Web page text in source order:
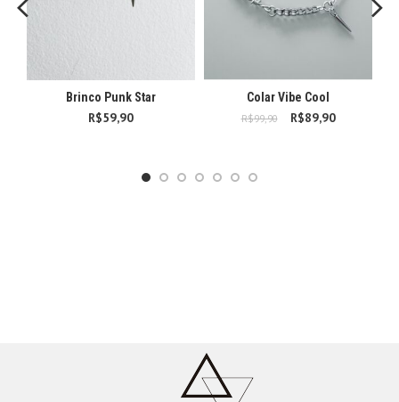
Brinco Punk Star
R$59,90
Colar Vibe Cool
R$99,90
O preço
R$89,90